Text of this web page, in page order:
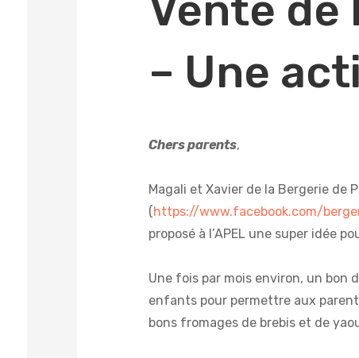
– Une
Chers parents,
Magali et Xavier de la Bergerie de
(https://www.facebook.com/
proposé à l’APEL une super idée
Une fois par mois environ, un bon
enfants pour permettre aux
bons fromages de brebis et de